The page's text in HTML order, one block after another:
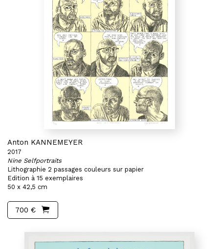
Anton KANNEMEYER
2017
Nine Selfportraits
Lithographie 2 passages couleurs sur papier
Edition à 15 exemplaires
50 x 42,5 cm
700 €